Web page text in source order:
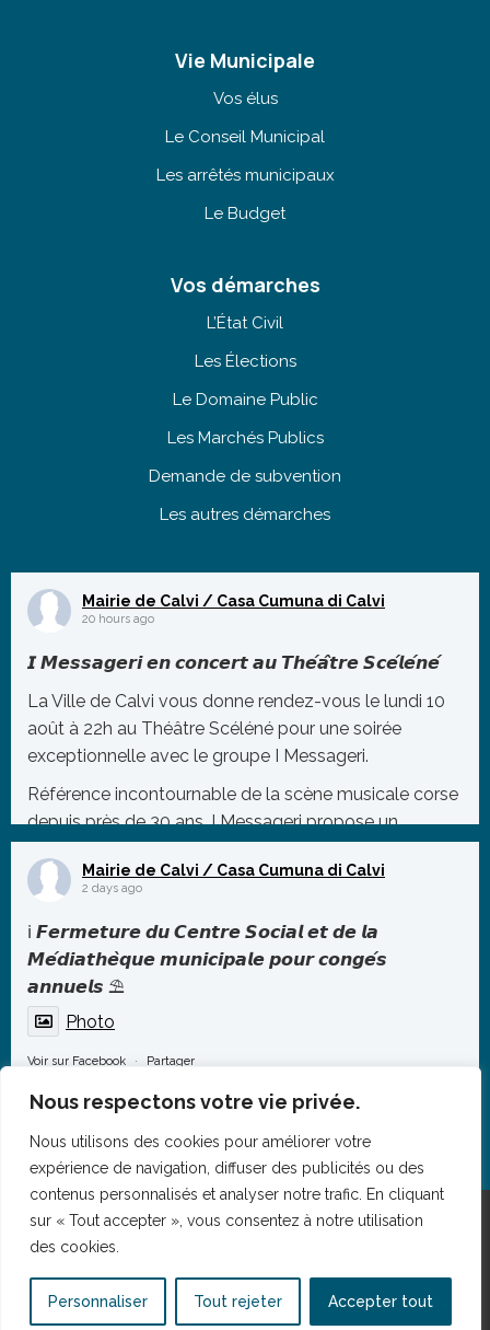
Nous respectons votre vie privée.
Nous utilisons des cookies pour améliorer votre
expérience de navigation, diffuser des publicités ou des
contenus personnalisés et analyser notre trafic. En cliquant
sur « Tout accepter », vous consentez à notre utilisation
des cookies.
Personnaliser Tout rejeter Accepter tout
Vie Municipale
Vos élus
Le Conseil Municipal
Les arrêtés municipaux
Le Budget
Vos démarches
L’État Civil
Les Élections
Le Domaine Public
Les Marchés Publics
Demande de subvention
Les autres démarches
Mairie de Calvi / Casa Cumuna di Calvi
20 hours ago
𝙄 𝙈𝙚𝙨𝙨𝙖𝙜𝙚𝙧𝙞 𝙚𝙣 𝙘𝙤𝙣𝙘𝙚𝙧𝙩 𝙖𝙪 𝙏𝙝𝙚́𝙖̂𝙩𝙧𝙚 𝙎𝙘𝙚́𝙡𝙚́𝙣𝙚́
La Ville de Calvi vous donne rendez-vous le lundi 10
août à 22h au Théâtre Scéléné pour une soirée
exceptionnelle avec le groupe I Messageri.
Référence incontournable de la scène musicale corse
depuis près de 30 ans, I Messageri propose un
répertoire mêlant tradition et modernité, porté par des
polyphonies puissant ...
Voir sur Facebook · Partager
Mairie de Calvi / Casa Cumuna di Calvi
2 days ago
ℹ️ 𝙁𝙚𝙧𝙢𝙚𝙩𝙪𝙧𝙚 𝙙𝙪 𝘾𝙚𝙣𝙩𝙧𝙚 𝙎𝙤𝙘𝙞𝙖𝙡 𝙚𝙩 𝙙𝙚 𝙡𝙖
𝙈𝙚́𝙙𝙞𝙖𝙩𝙝𝙚̀𝙦𝙪𝙚 𝙢𝙪𝙣𝙞𝙘𝙞𝙥𝙖𝙡𝙚 𝙥𝙤𝙪𝙧 𝙘𝙤𝙣𝙜𝙚́𝙨
𝙖𝙣𝙣𝙪𝙚𝙡𝙨 ⛱️
Photo
Voir sur Facebook · Partager
Mentions légales
Politique de confidentialité